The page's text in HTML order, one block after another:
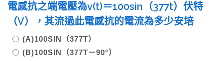
電感抗之端電壓為v(t)＝100sin（377t）伏特
（V），其流過此電感抗的電流為多少安培
(A)100SIN（377T）
(B)100SIN（377T－90°）